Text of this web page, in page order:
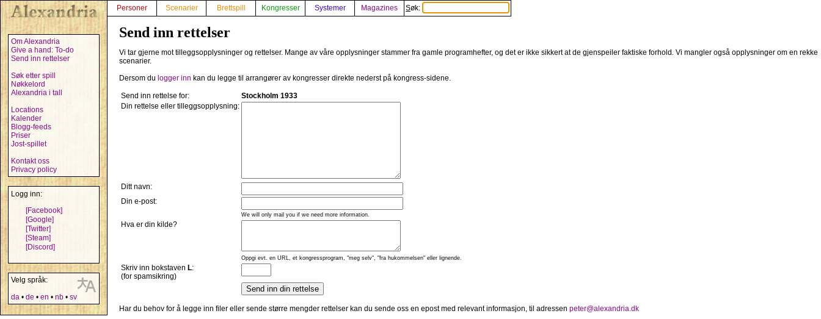
Om Alexandria
Give a hand: To-do
Send inn rettelser
Søk etter spill
Nøkkelord
Alexandria i tall
Locations
Kalender
Blogg-feeds
Priser
Jost-spillet
Kontakt oss
Privacy policy
Logg inn:
[Facebook]
[Google]
[Twitter]
[Steam]
[Discord]
Velg språk:
da • de • en • nb • sv
Personer Scenarier Brettspill Kongresser Systemer Magazines Søk:
Send inn rettelser
Vi tar gjerne mot tilleggsopplysninger og rettelser. Mange av våre opplysninger stammer fra gamle programhefter, og det er ikke sikkert at de gjenspeiler faktiske forhold. Vi mangler også opplysninger om en rekke
scenarier.
Dersom du logger inn kan du legge til arrangører av kongresser direkte nederst på kongress-sidene.
Send inn rettelse for:
Stockholm 1933
Din rettelse eller tilleggsopplysning:
Ditt navn:
Din e-post:
We will only mail you if we need more information.
Hva er din kilde?
Oppgi evt. en URL, et kongressprogram, "meg selv", "fra hukommelsen" eller lignende.
Skriv inn bokstaven L:
(for spamsikring)
Har du behov for å legge inn filer eller sende større mengder rettelser kan du sende oss en epost med relevant informasjon, til adressen peter@alexandria.dk